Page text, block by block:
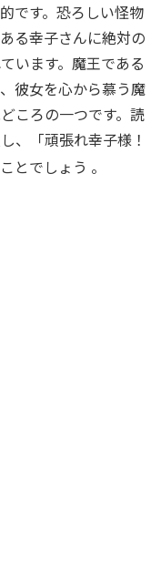
です。恐ろしい怪物
る幸子さんに絶対の
います。魔王である
彼女を心から慕う魔
ころの一つです。読
、「頑張れ幸子様！
とでしょう 。